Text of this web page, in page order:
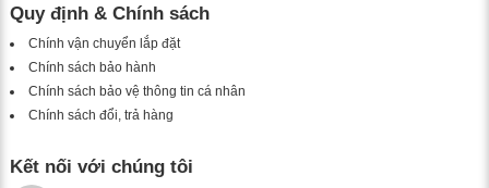
Quy định & Chính sách
Chính vận chuyển lắp đặt
Chính sách bảo hành
Chính sách bảo vệ thông tin cá nhân
Chính sách đổi, trả hàng
Kết nối với chúng tôi